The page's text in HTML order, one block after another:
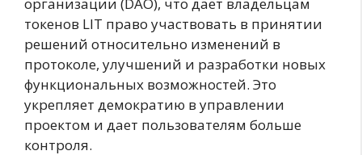
токенов LIT право участвовать в принятии
решений относительно изменений в
протоколе, улучшений и разработки новых
функциональных возможностей. Это
укрепляет демократию в управлении
проектом и дает пользователям больше
контроля.